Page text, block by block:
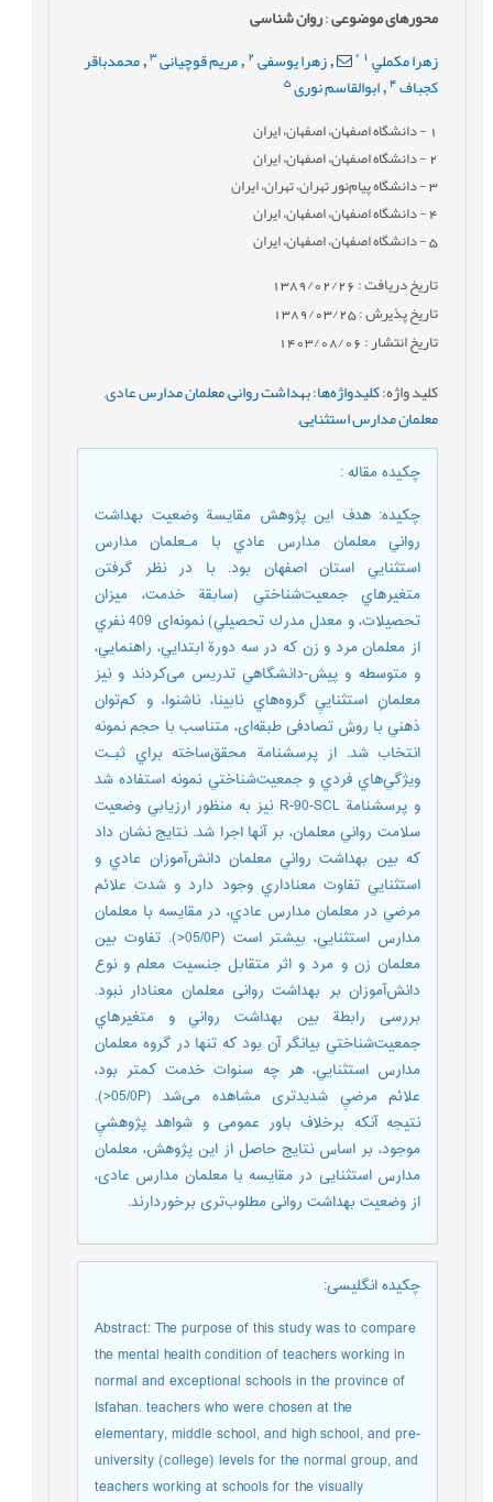
محورهای موضوعی:روان شناسی
زهرا مكملي *
,زهرا یوسفی 2
, مریم قوچيانی 3
,محمدباقر
كجباف4
,ابوالقاسم نوری 5
- دانشگاه اصفهان، اصفهان، ایران
2- دانشگاه اصفهان، اصفهان، ایران
3- دانشگاه پيام‌نور تهران، تهران، ایران
4- دانشگاه اصفهان، اصفهان، ایران
5- دانشگاه اصفهان، اصفهان، ایران
تاریخ دریافت : 1389/02/26
تاریخ پذیرش : 1389/03/25
تاریخ انتشار : 1403/08/06
کلید واژه:كليدواژه‌ها: بهداشت روانی,معلمان مدارس عادی,
معلمان مدارس استثنايی,
چکیده مقاله:
چكيده: هدف اين پژوهش مقايسة وضعيت بهداشت
رواني معلمان مدارس عادي با مـعلمان مدارس
استثنايي استان اصفهان بود. با در نظر گرفتن
متغيرهاي جمعيت‌شناختي (سابقة خدمت، ميزان
تحصيلات، و معدل مدرك تحصيلي) نمونه‌ای 409 نفري
از معلمان مرد و زن که در سه دورة ابتدايي، راهنمايي،
و متوسطه و پيش-دانشگاهي تدریس می‌کردند و نیز
معلمانِ استثناييِ گروه‌هاي نابينا، ناشنوا، و كم‌توان
ذهني با روش تصادفی طبقه‌ای، متناسب با حجم نمونه
انتخاب شد. از پرسشنامة محقق‌ساخته براي ثبـت
ويژگي‌هاي فردي و جمعيت‌شناختي نمونه استفاده شد
و پرسشنامة R-90-SCL نیز به منظور ارزيابي وضعيت
سلامت رواني معلمان، بر آنها اجرا شد. نتايج نشان داد
كه بين بهداشت رواني معلمان دانش‌آموزان عادي و
استثنایي تفاوت معناداري وجود دارد و شدت علائم
مرضي در معلمان مدارس عادي، در مقایسه با معلمان
مدارس استثنایي، بيشتر است (05/0P<). تفاوت بين
معلمان زن و مرد و اثر متقابل جنسيت معلم و نوع
دانش‌آموزان بر بهداشت روانی معلمان معنادار نبود.
بررسی رابطة بين بهداشت رواني و متغيرهاي
جمعيت‌شناختي بيانگر آن بود كه تنها در گروه معلمان
مدارس استثنایي، هر چه سنوات خدمت كمتر بود،
علائم مرضيِ شدیدتری مشاهده می‌شد (05/0P<).
نتیجه آنکه برخلاف باور عمومی و شواهد پژوهشيِ
موجود، بر اساس نتايج حاصل از اين پژوهش، معلمان
مدارس استثنايی در مقايسه با معلمان مدارس عادی،
از وضعيت بهداشت روانی مطلوب‌تری برخوردارند.
چکیده انگلیسی:
Abstract: The purpose of this study was to compare
the mental health condition of teachers working in
normal and exceptional schools in the province of
Isfahan. teachers who were chosen at the
elementary, middle school, and high school, and pre-
university (college) levels for the normal group, and
teachers working at schools for the visually